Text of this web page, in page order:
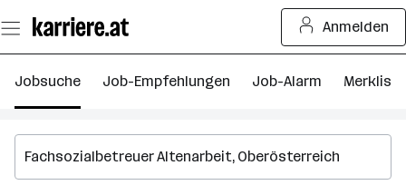
Seiteninhalt
springen
Anmelden
Jobsuche Job-Empfehlungen Job-Alarm Merkliste